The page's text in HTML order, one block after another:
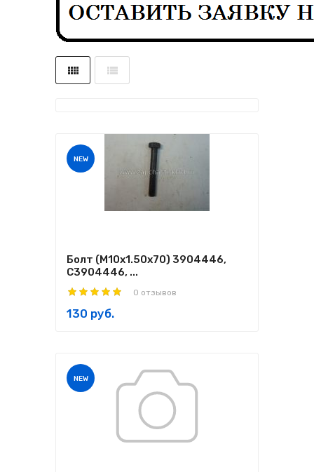
NEW
Болт (M10x1.50x70) 3904446,
C3904446, ...
0 отзывов
130 руб.
NEW